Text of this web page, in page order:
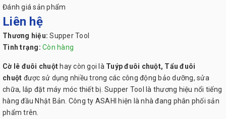
Đánh giá sản phẩm
Liên hệ
Thương hiệu: Supper Tool
Tình trạng: Còn hàng
Cờ lê đuôi chuột hay còn gọi là Tuýp đuôi chuột, Tẩu đuôi
chuột được sử dụng nhiều trong các công động bảo dưỡng, sửa
chữa, lắp đặt máy móc thiết bị. Supper Tool là thương hiệu nổi tiếng
hàng đầu Nhật Bản. Công ty ASAHI hiện là nhà đang phân phối sản
phẩm trên.